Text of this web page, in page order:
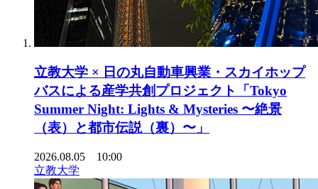
立教大学 × 日の丸自動車興業・スカイホップ
バスによる産学共創プロジェクト「Tokyo
Summer Night: Lights & Mysteries 〜絶景
（表）と都市伝説（裏）〜」
2026.08.05 10:00
立教大学